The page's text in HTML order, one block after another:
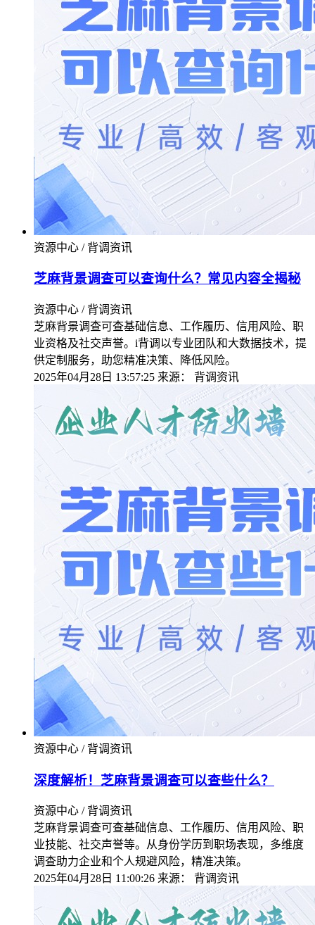
资源中心 / 背调资讯
芝麻背景调查可以查询什么？常见内容全揭秘
资源中心 / 背调资讯
芝麻背景调查可查基础信息、工作履历、信用风险、职
业资格及社交声誉。i背调以专业团队和大数据技术，提
供定制服务，助您精准决策、降低风险。
2025年04月28日 13:57:25 来源： 背调资讯
资源中心 / 背调资讯
深度解析！芝麻背景调查可以查些什么？
资源中心 / 背调资讯
芝麻背景调查可查基础信息、工作履历、信用风险、职
业技能、社交声誉等。从身份学历到职场表现，多维度
调查助力企业和个人规避风险，精准决策。
2025年04月28日 11:00:26 来源： 背调资讯